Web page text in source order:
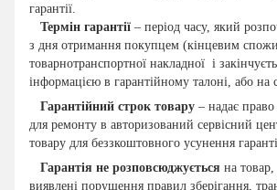
гарантії.
Термін гарантії – період часу, який
з дня отримання покупцем (кінцевим
товарнотранспортної накладної і
інформацією в гарантійному талоні, або на
Гарантійний строк товару – надає право
для ремонту в авторизований сервісний
товару для беззкоштовного усунення
Гарантія не розповсюджується на
виявлені порушення правил зберігання,